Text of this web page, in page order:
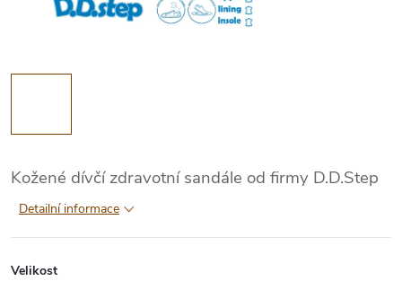
Kožené dívčí zdravotní sandále od firmy D.D.Step
Detailní informace
Velikost